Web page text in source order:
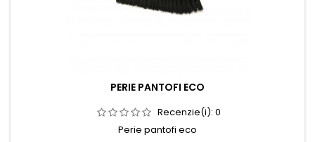
PERIE PANTOFI ECO
Recenzie(i): 0
Perie pantofi eco